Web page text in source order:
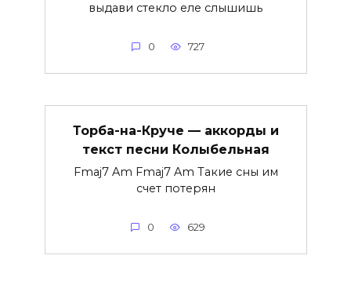
выдави стекло еле слышишь
0 727
Торба-на-Круче — аккорды и
текст песни Колыбельная
Fmaj7 Am Fmaj7 Am Такие сны им
счет потерян
0 629